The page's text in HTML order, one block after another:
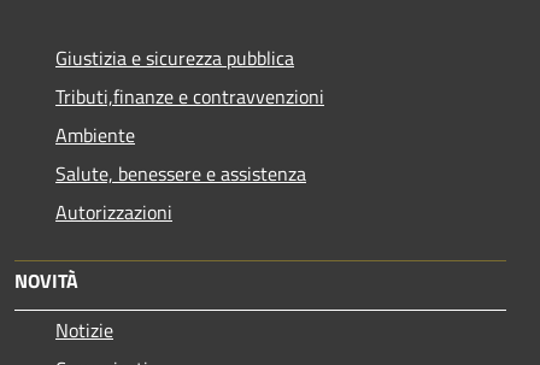
Giustizia e sicurezza pubblica
Tributi,finanze e contravvenzioni
Ambiente
Salute, benessere e assistenza
Autorizzazioni
NOVITÀ
Notizie